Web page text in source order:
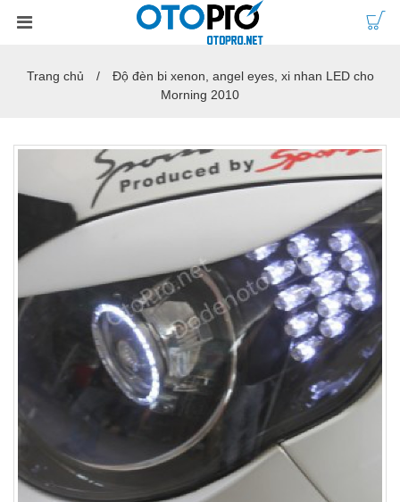
Trang chủ
Độ đèn bi xenon, angel eyes, xi nhan LED cho
Morning 2010